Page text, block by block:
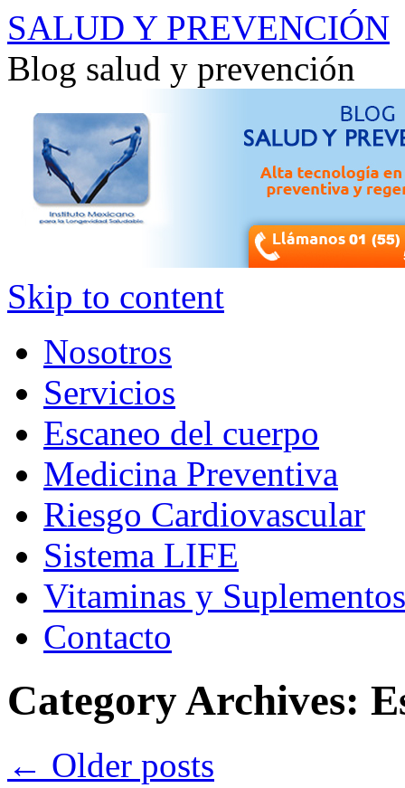
SALUD Y PREVENCIÓN
Blog salud y prevención
Skip to content
Nosotros
Servicios
Escaneo del cuerpo
Medicina Preventiva
Riesgo Cardiovascular
Sistema LIFE
Vitaminas y Suplementos
Contacto
Category Archives:
← Older posts